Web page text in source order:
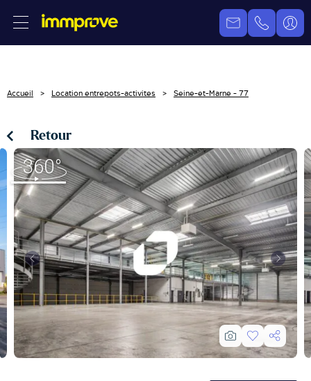
Accueil Location entrepots-activites Seine-et-Marne - 77
Retour